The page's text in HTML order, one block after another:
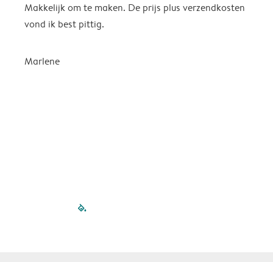
Makkelijk om te maken. De prijs plus verzendkosten
vond ik best pittig.
Marlene
filled-pagination